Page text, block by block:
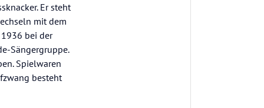
Er steht
mit dem
bei der
Sängergruppe.
Spielwaren
besteht